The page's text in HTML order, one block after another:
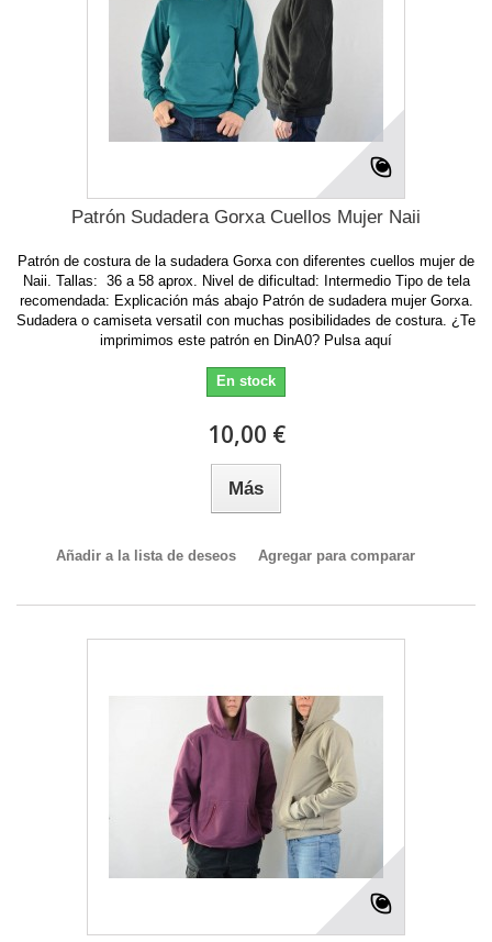
Patrón Sudadera Gorxa Cuellos Mujer Naii
Patrón de costura de la sudadera Gorxa con diferentes cuellos mujer de
Naii. Tallas: 36 a 58 aprox. Nivel de dificultad: Intermedio Tipo de tela
recomendada: Explicación más abajo Patrón de sudadera mujer Gorxa.
Sudadera o camiseta versatil con muchas posibilidades de costura. ¿Te
imprimimos este patrón en DinA0? Pulsa aquí
En stock
10,00 €
Más
Añadir a la lista de deseos Agregar para comparar